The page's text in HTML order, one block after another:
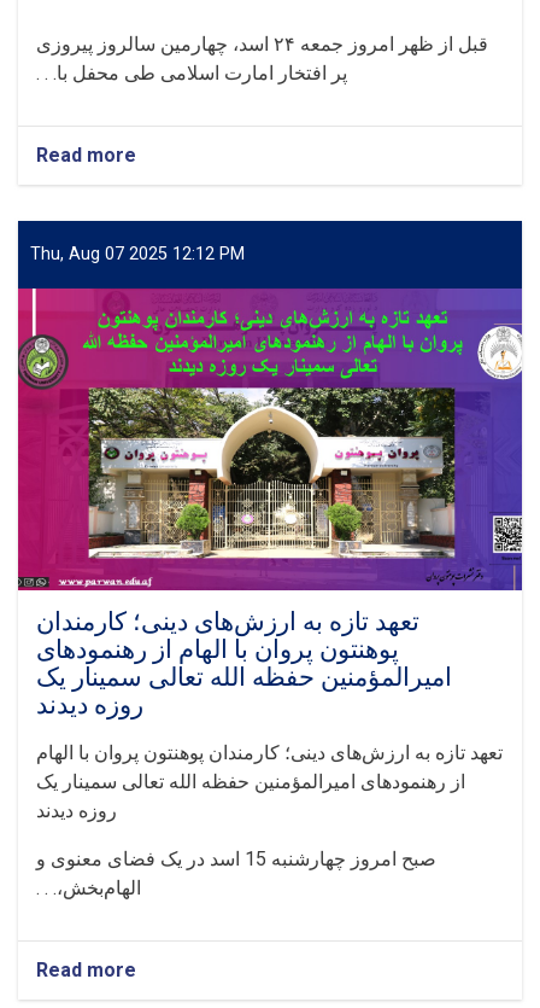
قبل از ظهر امروز جمعه ۲۴ اسد، چهارمین سالروز پیروزی
پر افتخار امارت اسلامی طی محفل با. . .
Read more
جشن
فراغت
محصلین
تحصیلی
پوهنتون
پروان
و
هم‌زمان
تجلیل
از
۲۴
اسد
در
این
نهاد
علمی
Thu, Aug 07 2025 12:12 PM
تعهد تازه به ارزش‌های دینی؛ کارمندان
پوهنتون پروان با الهام از رهنمودهای
امیرالمؤمنین حفظه الله تعالی سمینار یک
روزه دیدند
تعهد تازه به ارزش‌های دینی؛ کارمندان پوهنتون پروان با الهام
از رهنمودهای امیرالمؤمنین حفظه الله تعالی سمینار یک
روزه دیدند
صبح امروز چهارشنبه 15 اسد در یک فضای معنوی و
الهام‌بخش،. . .
Read more
تعهد